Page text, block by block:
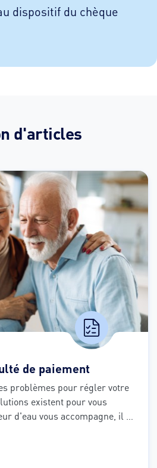
dispositif du chèque
d'articles
de paiement
problèmes pour régler votre
existent pour vous
d'eau vous accompagne, il